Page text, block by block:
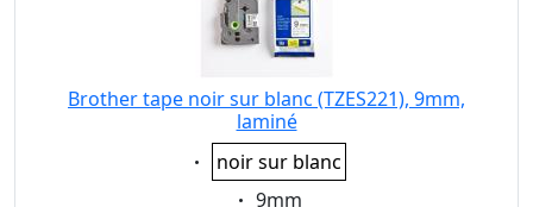
Brother tape noir sur blanc (TZES221), 9mm,
laminé
Eigenschaft:
noir sur blanc
Eigenschaft:
9mm